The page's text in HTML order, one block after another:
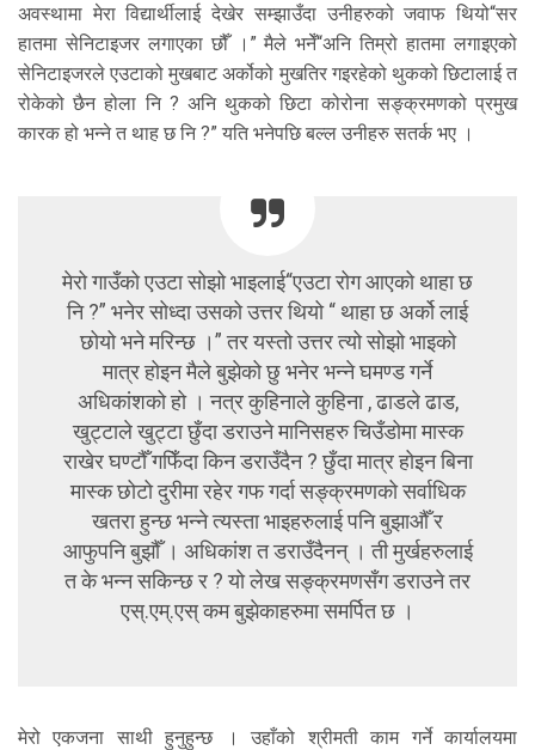
अवस्थामा मेरा विद्यार्थीलाई देखेर सम्झाउँदा उनीहरुको जवाफ थियो“सर
हातमा सेनिटाइजर लगाएका छौँ ।” मैले भनेँ“अनि तिम्रो हातमा लगाइएको
सेनिटाइजरले एउटाको मुखबाट अर्कोको मुखतिर गइरहेको थुकको छिटालाई त
रोकेको छैन होला नि ? अनि थुकको छिटा कोरोना सङ्क्रमणको प्रमुख
कारक हो भन्ने त थाह छ नि ?” यति भनेपछि बल्ल उनीहरु सतर्क भए ।
मेरो गाउँको एउटा सोझो भाइलाई“एउटा रोग आएको थाहा छ
नि ?” भनेर सोध्दा उसको उत्तर थियो “ थाहा छ अर्को लाई
छोयो भने मरिन्छ ।” तर यस्तो उत्तर त्यो सोझो भाइको
मात्र होइन मैले बुझेको छु भनेर भन्ने घमण्ड गर्ने
अधिकांशको हो । नत्र कुहिनाले कुहिना , ढाडले ढाड,
खुट्टाले खुट्टा छुँदा डराउने मानिसहरु चिउँडोमा मास्क
राखेर घण्टौँ गफिँदा किन डराउँदैन ? छुँदा मात्र होइन बिना
मास्क छोटो दुरीमा रहेर गफ गर्दा सङ्क्रमणको सर्वाधिक
खतरा हुन्छ भन्ने त्यस्ता भाइहरुलाई पनि बुझाऔँ र
आफुपनि बुझौँ । अधिकांश त डराउँदैनन् । ती मुर्खहरुलाई
त के भन्न सकिन्छ र ? यो लेख सङ्क्रमणसँग डराउने तर
एस्.एम्.एस् कम बुझेकाहरुमा समर्पित छ ।
मेरो एकजना साथी हुनुहुन्छ । उहाँको श्रीमती काम गर्ने कार्यालयमा